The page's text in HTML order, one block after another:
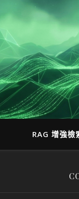
RAG 增強檢